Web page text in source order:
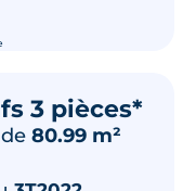
3 pièces*
de 80.99 m²